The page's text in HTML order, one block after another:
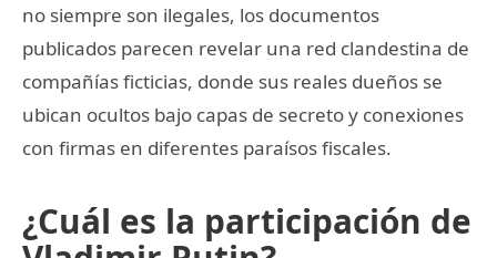
no siempre son ilegales, los documentos
publicados parecen revelar una red clandestina de
compañías ficticias, donde sus reales dueños se
ubican ocultos bajo capas de secreto y conexiones
con firmas en diferentes paraísos fiscales.
¿Cuál es la participación de